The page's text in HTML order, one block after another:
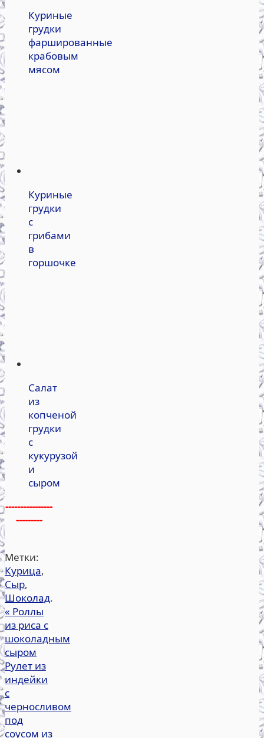
Куриные
грудки
фаршированные
крабовым
мясом
Куриные
грудки
с
грибами
в
горшочке
Салат
из
копченой
грудки
с
кукурузой
и
сыром
----------------
---------
Метки:
Курица,
Сыр,
Шоколад.
« Роллы
из риса с
шоколадным
сыром
Рулет из
индейки
с
черносливом
под
соусом из